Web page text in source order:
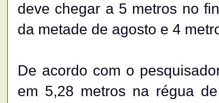
deve chegar a 5 metros no
da metade de agosto e 4
De acordo com o
em 5,28 metros na régua